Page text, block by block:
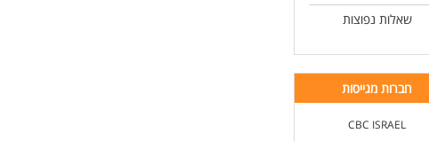
שאלות נפוצות
חברות מגייסות
CBC ISRAEL